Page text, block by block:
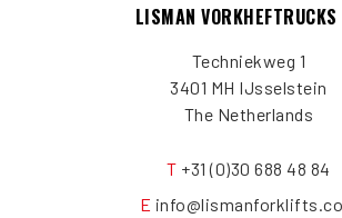
LISMAN VORKHEFTRUCKS
Techniekweg 1
3401 MH IJsselstein
The Netherlands
T +31 (0)30 688 48 84
E